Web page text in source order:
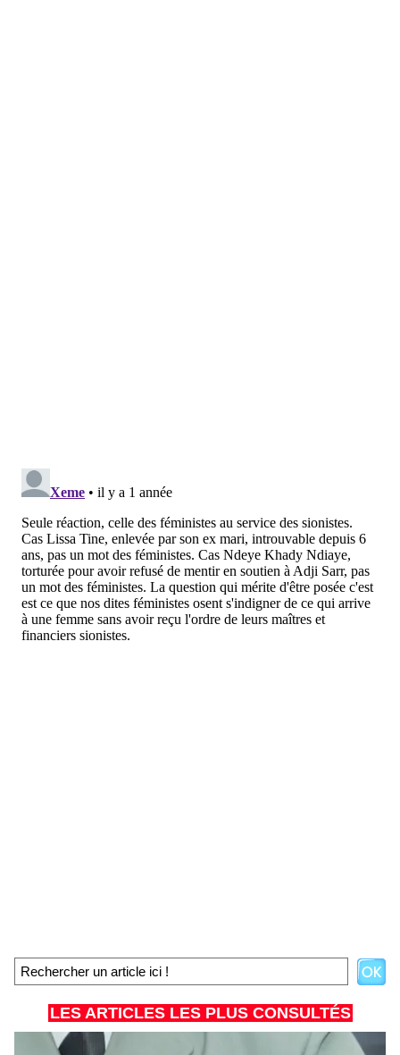
LES ARTICLES LES PLUS CONSULTÉS